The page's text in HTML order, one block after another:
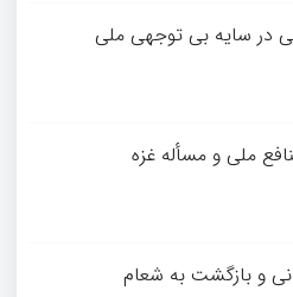
در سایه بی توجهی ملی
ملی و مسأله غزه
و بازگشت به شعام